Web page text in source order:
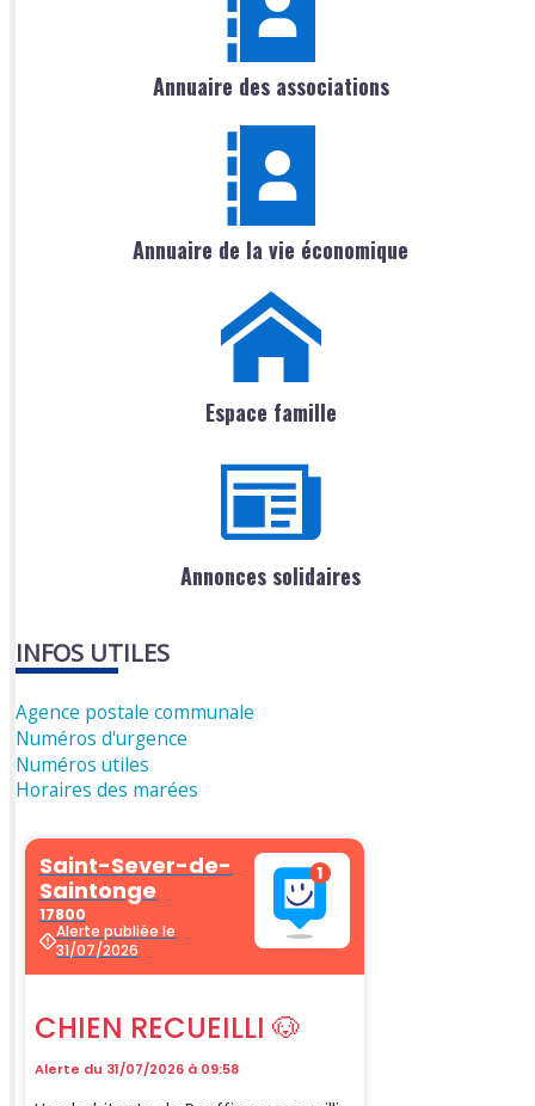
Annuaire des associations
Annuaire de la vie économique
Espace famille
Annonces solidaires
INFOS UTILES
Agence postale communale
Numéros d'urgence
Numéros utiles
Horaires des marées